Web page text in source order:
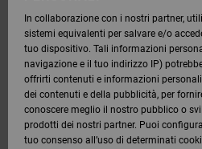
In collaborazione con i nostri partner,
sistemi equivalenti per salvare e/o
tuo dispositivo. Tali informazioni
navigazione e il tuo indirizzo IP)
offrirti contenuti e informazioni
dei contenuti e della pubblicità, per
conoscere meglio il nostro pubblico o
prodotti dei nostri partner. Puoi
tuo consenso all’uso di determinati